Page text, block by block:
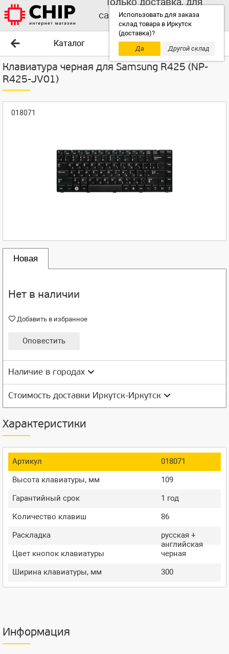
Использовать для заказа
склад товара в Иркутск
(доставка)?
Да
Другой склад
самовывоза выбирайте
другой склад!
Каталог
Клавиатура черная для Samsung R425 (NP-
R425-JV01)
018071
Новая
Нет в наличии
Добавить в избранное
Оповестить
Наличие в городах
Стоимость доставки Иркутск-Иркутск
Характеристики
Артикул
018071
Высота клавиатуры, мм
109
Гарантийный срок
1 год
Количество клавиш
86
Раскладка
русская +
английская
Цвет кнопок клавиатуры
черная
Ширина клавиатуры, мм
300
Информация